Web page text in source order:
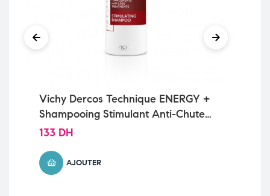
Vichy Dercos Technique ENERGY +
Shampooing Stimulant Anti-Chute|
200ml
133 DH
AJOUTER